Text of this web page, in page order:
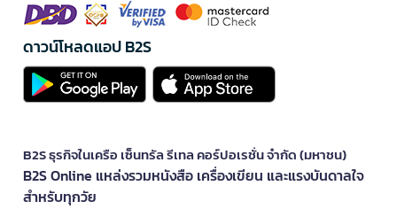
ดาวน์โหลดแอป B2S
B2S ธุรกิจในเครือ เซ็นทรัล รีเทล คอร์ปอเรชั่น จำกัด (มหาชน)
B2S Online แหล่งรวมหนังสือ เครื่องเขียน และแรงบันดาลใจ
สำหรับทุกวัย